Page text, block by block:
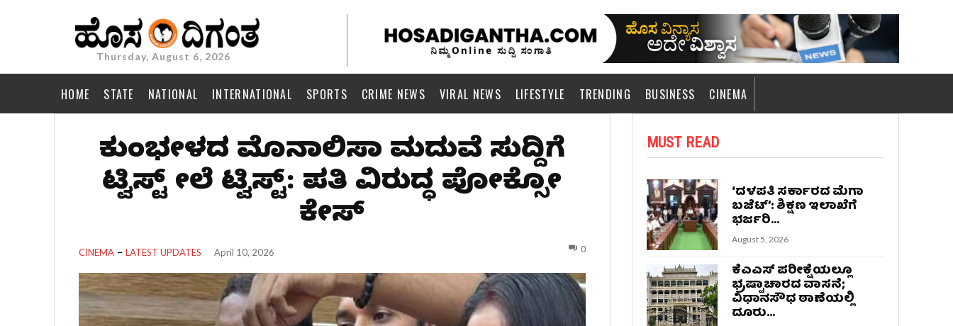
Thursday, August 6, 2026
HOME STATE NATIONAL INTERNATIONAL SPORTS CRIME NEWS VIRAL NEWS LIFESTYLE TRENDING BUSINESS CINEMA
ಕುಂಭಮೇಳದ ಮೊನಾಲಿಸಾ ಮದುವೆ ಸುದ್ದಿಗೆ
ಟ್ವಿಸ್ಟ್‌ ಮೇಲೆ ಟ್ವಿಸ್ಟ್‌: ಪತಿ ವಿರುದ್ಧ ಪೋಕ್ಸೋ
ಕೇಸ್‌
CINEMA LATEST UPDATES April 10, 2026 0
MUST READ
‘ದಳಪತಿ ಸರ್ಕಾರದ ಮೆಗಾ
ಬಜೆಟ್’: ಶಿಕ್ಷಣ ಇಲಾಖೆಗೆ
ಭರ್ಜರಿ...
August 5, 2026
ಕೆಎಎಸ್‌ ಪರೀಕ್ಷೆಯಲ್ಲೂ
ಭ್ರಷ್ಟಾಚಾರದ ವಾಸನೆ;
ವಿಧಾನಸೌಧ ಠಾಣೆಯಲ್ಲಿ
ದೂರು...